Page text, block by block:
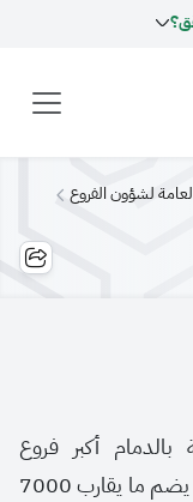
العامة لشؤون الفروع
بالدمام أكبر فروع
الجامعة بعد المقر الرئيسي بالرياض حيث يضم ما يقارب 7000